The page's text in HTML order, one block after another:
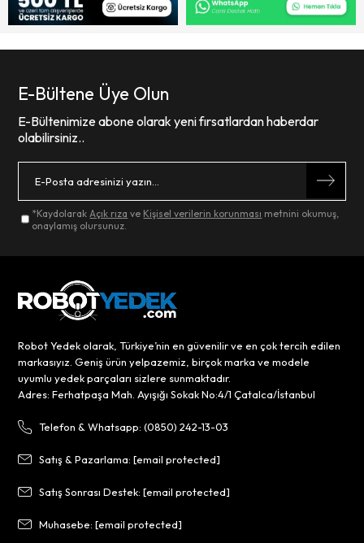
E-Bültene Üye Olun
E-Bültenimize abone olarak yeni fırsatlardan haberdar
olabilirsiniz..
*Kaydolarak Açık rıza ve Kişisel verilerin korunması metnini okumuş,
onaylamış olursunuz.
Robot Yedek olarak, Türkiye’nin en güvenilir ve en çok tercih edilen
markasıyız. Geniş ürün yelpazemiz, birçok marka ve modele
uyumlu yedek parçaları sizlere sunmaktadır.
Adres: Ferhatpaşa Mah. Ayışığı Sokak No:4/1 Çatalca/İstanbul
Telefon & Whatsapp: (0850) 242-13-03
Satış & Pazarlama:[email protected]
Satış Sonrası Destek:[email protected]
Muhasebe:[email protected]